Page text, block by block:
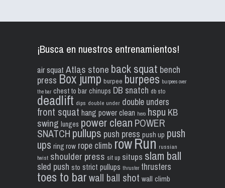
¡Busca en nuestros entrenamientos!
air squat Atlas stone back squat bench
press Box jump burpee burpees burpees over
the bar chest to bar chinups DB snatch db sto
deadlift dips double under double unders
front squat hang power clean hero hspu KB
swing lunges power clean POWER
SNATCH pullups push press push up push
ups ring row rope climb rowRun russian
twist shoulder press sit up situps slam ball
sled push sto strict pullups thruster thrusters
toes to barwall ball shot wall climb